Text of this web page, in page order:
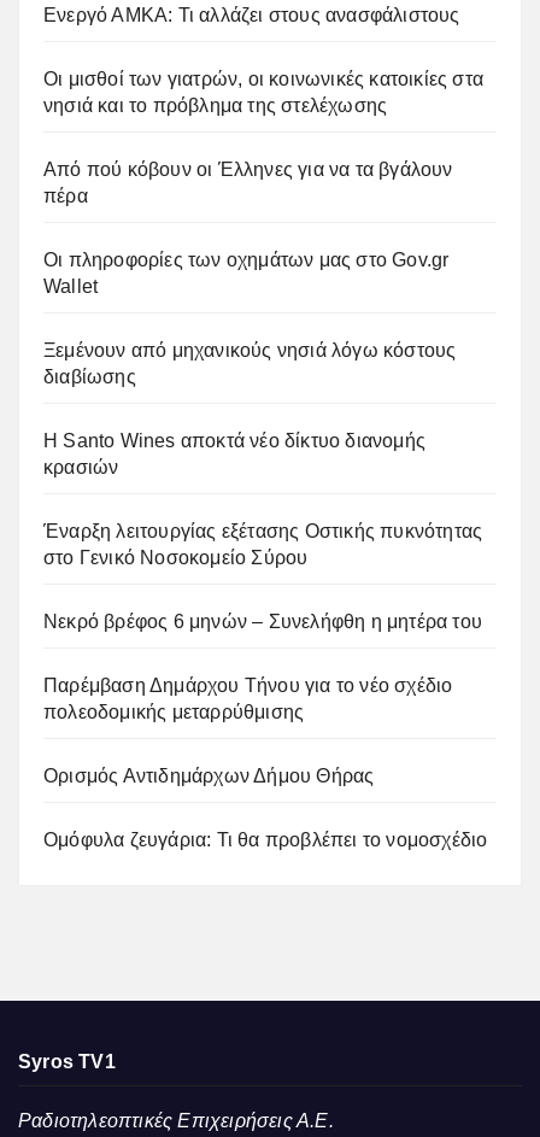
Ενεργό ΑΜΚΑ: Τι αλλάζει στους ανασφάλιστους
Οι μισθοί των γιατρών, οι κοινωνικές κατοικίες στα
νησιά και το πρόβλημα της στελέχωσης
Από πού κόβουν οι Έλληνες για να τα βγάλουν
πέρα
Οι πληροφορίες των οχημάτων μας στο Gov.gr
Wallet
Ξεμένουν από μηχανικούς νησιά λόγω κόστους
διαβίωσης
Η Santo Wines αποκτά νέο δίκτυο διανομής
κρασιών
Έναρξη λειτουργίας εξέτασης Οστικής πυκνότητας
στο Γενικό Νοσοκομείο Σύρου
Νεκρό βρέφος 6 μηνών – Συνελήφθη η μητέρα του
Παρέμβαση Δημάρχου Τήνου για το νέο σχέδιο
πολεοδομικής μεταρρύθμισης
Ορισμός Αντιδημάρχων Δήμου Θήρας
Ομόφυλα ζευγάρια: Τι θα προβλέπει το νομοσχέδιο
Syros TV1
Ραδιοτηλεοπτικές Επιχειρήσεις Α.Ε.